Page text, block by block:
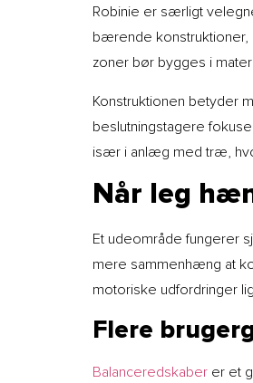
Robinie er særligt
bærende konstruktioner,
zoner bør bygges i
Konstruktionen betyder
beslutningstagere
især i anlæg med træ,
Når leg
Et udeområde fungerer
mere sammenhæng at
motoriske udfordringer
Flere
Balanceredskaber er et